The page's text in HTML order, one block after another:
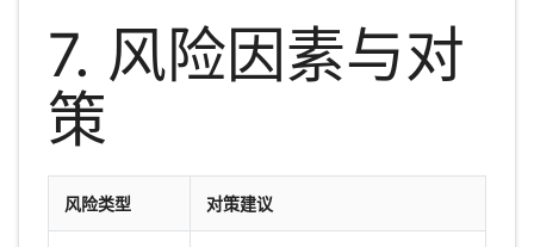
7. 风险因素与对
策
风险类型 对策建议